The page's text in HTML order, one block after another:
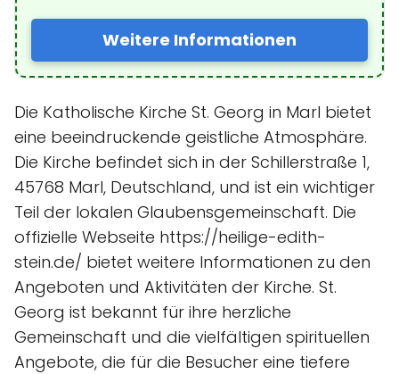
Weitere Informationen
Die Katholische Kirche St. Georg in Marl bietet
eine beeindruckende geistliche Atmosphäre.
Die Kirche befindet sich in der Schillerstraße 1,
45768 Marl, Deutschland, und ist ein wichtiger
Teil der lokalen Glaubensgemeinschaft. Die
offizielle Webseite https://heilige-edith-
stein.de/ bietet weitere Informationen zu den
Angeboten und Aktivitäten der Kirche. St.
Georg ist bekannt für ihre herzliche
Gemeinschaft und die vielfältigen spirituellen
Angebote, die für die Besucher eine tiefere